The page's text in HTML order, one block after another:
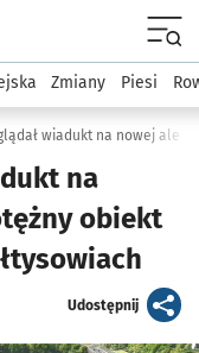
Komunikacja
Zmiany Piesi
wiadukt na nowej alei
na
obiekt
Udostępnijartykuł